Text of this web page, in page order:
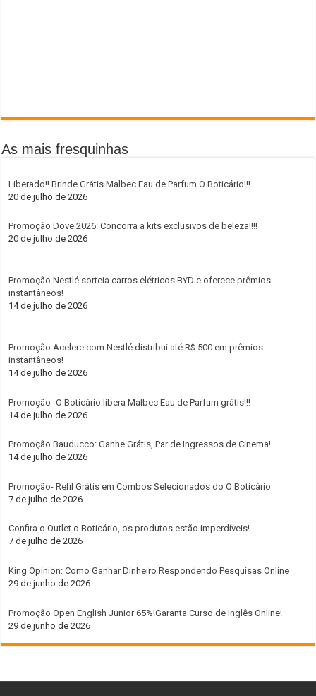
As mais fresquinhas
Liberado!! Brinde Grátis Malbec Eau de Parfum O Boticário!!!
20 de julho de 2026
Promoção Dove 2026: Concorra a kits exclusivos de beleza!!!!
20 de julho de 2026
Promoção Nestlé sorteia carros elétricos BYD e oferece prêmios
instantâneos!
14 de julho de 2026
Promoção Acelere com Nestlé distribui até R$ 500 em prêmios
instantâneos!
14 de julho de 2026
Promoção- O Boticário libera Malbec Eau de Parfum grátis!!!
14 de julho de 2026
Promoção Bauducco: Ganhe Grátis, Par de Ingressos de Cinema!
14 de julho de 2026
Promoção- Refil Grátis em Combos Selecionados do O Boticário
7 de julho de 2026
Confira o Outlet o Boticário, os produtos estão imperdíveis!
7 de julho de 2026
King Opinion: Como Ganhar Dinheiro Respondendo Pesquisas Online
29 de junho de 2026
Promoção Open English Junior 65%!Garanta Curso de Inglês Online!
29 de junho de 2026